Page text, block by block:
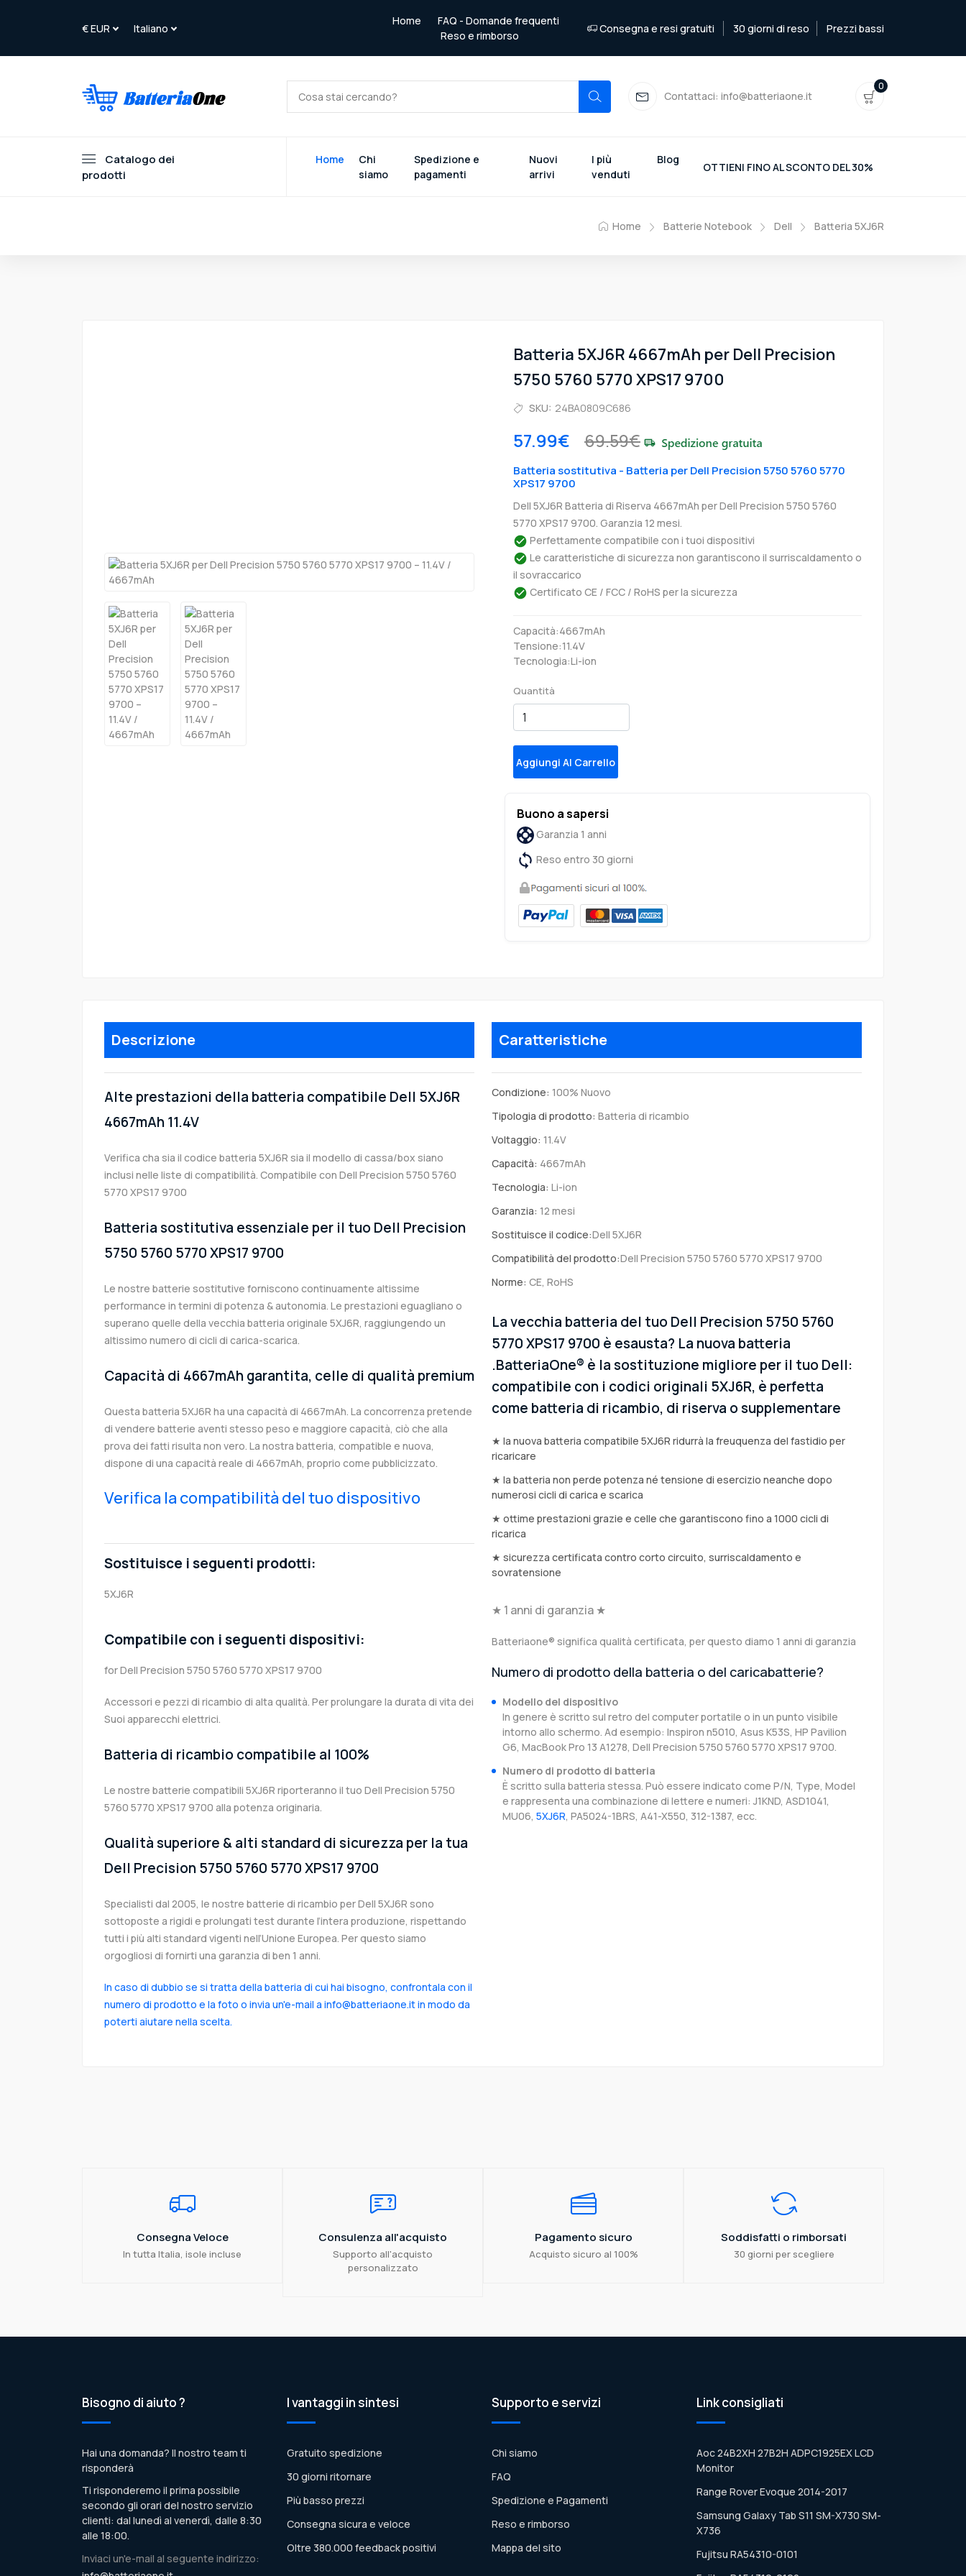
Home
FAQ - Domande frequenti
Reso e rimborso
Consegna e resi gratuiti 30 giorni di reso Prezzi bassi
Contattaci: info@batteriaone.it
0
Catalogo dei
prodotti
Home
Chi
siamo
Spedizione e
pagamenti
Nuovi
arrivi
I più
venduti
Blog
OTTIENI FINO AL SCONTO DEL 30%
Home Batterie Notebook Dell Batteria 5XJ6R
Batteria 5XJ6R 4667mAh per Dell Precision
5750 5760 5770 XPS17 9700
SKU: 24BA0809C686
57.99€ 69.59€
Batteria sostitutiva - Batteria per Dell Precision 5750 5760 5770
XPS17 9700
Dell 5XJ6R Batteria di Riserva 4667mAh per Dell Precision 5750 5760
5770 XPS17 9700. Garanzia 12 mesi.
Perfettamente compatibile con i tuoi dispositivi
Le caratteristiche di sicurezza non garantiscono il surriscaldamento o
il sovraccarico
Certificato CE / FCC / RoHS per la sicurezza
Capacità:4667mAh
Tensione:11.4V
Tecnologia:Li-ion
Quantità
Aggiungi Al Carrello
Buono a sapersi
Garanzia 1 anni
Reso entro 30 giorni
Descrizione
Alte prestazioni della batteria compatibile Dell 5XJ6R
4667mAh 11.4V
Verifica cha sia il codice batteria 5XJ6R sia il modello di cassa/box siano
inclusi nelle liste di compatibilità. Compatibile con Dell Precision 5750 5760
5770 XPS17 9700
Batteria sostitutiva essenziale per il tuo Dell Precision
5750 5760 5770 XPS17 9700
Le nostre batterie sostitutive forniscono continuamente altissime
performance in termini di potenza & autonomia. Le prestazioni eguagliano o
superano quelle della vecchia batteria originale 5XJ6R, raggiungendo un
altissimo numero di cicli di carica-scarica.
Capacità di 4667mAh garantita, celle di qualità premium
Questa batteria 5XJ6R ha una capacità di 4667mAh. La concorrenza pretende
di vendere batterie aventi stesso peso e maggiore capacità, ciò che alla
prova dei fatti risulta non vero. La nostra batteria, compatible e nuova,
dispone di una capacità reale di 4667mAh, proprio come pubblicizzato.
Verifica la compatibilità del tuo dispositivo
Sostituisce i seguenti prodotti:
5XJ6R
Compatibile con i seguenti dispositivi:
for Dell Precision 5750 5760 5770 XPS17 9700
Accessori e pezzi di ricambio di alta qualità. Per prolungare la durata di vita dei
Suoi apparecchi elettrici.
Batteria di ricambio compatibile al 100%
Le nostre batterie compatibili 5XJ6R riporteranno il tuo Dell Precision 5750
5760 5770 XPS17 9700 alla potenza originaria.
Qualità superiore & alti standard di sicurezza per la tua
Dell Precision 5750 5760 5770 XPS17 9700
Specialisti dal 2005, le nostre batterie di ricambio per Dell 5XJ6R sono
sottoposte a rigidi e prolungati test durante l’intera produzione, rispettando
tutti i più alti standard vigenti nell’Unione Europea. Per questo siamo
orgogliosi di fornirti una garanzia di ben 1 anni.
In caso di dubbio se si tratta della batteria di cui hai bisogno, confrontala con il
numero di prodotto e la foto o invia un'e-mail a info@batteriaone.it in modo da
poterti aiutare nella scelta.
Caratteristiche
Condizione: 100% Nuovo
Tipologia di prodotto: Batteria di ricambio
Voltaggio: 11.4V
Capacità: 4667mAh
Tecnologia: Li-ion
Garanzia: 12 mesi
Sostituisce il codice:Dell 5XJ6R
Compatibilità del prodotto:Dell Precision 5750 5760 5770 XPS17 9700
Norme: CE, RoHS
La vecchia batteria del tuo Dell Precision 5750 5760
5770 XPS17 9700 è esausta? La nuova batteria
.BatteriaOne® è la sostituzione migliore per il tuo Dell:
compatibile con i codici originali 5XJ6R, è perfetta
come batteria di ricambio, di riserva o supplementare
★ la nuova batteria compatibile 5XJ6R ridurrà la freuquenza del fastidio per
ricaricare
★ la batteria non perde potenza né tensione di esercizio neanche dopo
numerosi cicli di carica e scarica
★ ottime prestazioni grazie e celle che garantiscono fino a 1000 cicli di
ricarica
★ sicurezza certificata contro corto circuito, surriscaldamento e
sovratensione
★ 1 anni di garanzia ★
Batteriaone® significa qualità certificata, per questo diamo 1 anni di garanzia
Numero di prodotto della batteria o del caricabatterie?
Modello del dispositivo
In genere è scritto sul retro del computer portatile o in un punto visibile
intorno allo schermo. Ad esempio: Inspiron n5010, Asus K53S, HP Pavilion
G6, MacBook Pro 13 A1278, Dell Precision 5750 5760 5770 XPS17 9700.
Numero di prodotto di batteria
È scritto sulla batteria stessa. Può essere indicato come P/N, Type, Model
e rappresenta una combinazione di lettere e numeri: J1KND, ASD1041,
MU06, 5XJ6R, PA5024-1BRS, A41-X550, 312-1387, ecc.
Consegna Veloce
In tutta Italia, isole incluse
Consulenza all'acquisto
Supporto all'acquisto
personalizzato
Pagamento sicuro
Acquisto sicuro al 100%
Soddisfatti o rimborsati
30 giorni per scegliere
Bisogno di aiuto ?
Hai una domanda? Il nostro team ti
risponderà
Ti risponderemo il prima possibile
secondo gli orari del nostro servizio
clienti: dal lunedì al venerdì, dalle 8:30
alle 18:00.
Inviaci un'e-mail al seguente indirizzo:
I vantaggi in sintesi
Gratuito spedizione
30 giorni ritornare
Più basso prezzi
Consegna sicura e veloce
Oltre 380.000 feedback positivi
Supporto e servizi
Chi siamo
FAQ
Spedizione e Pagamenti
Reso e rimborso
Mappa del sito
Link consigliati
Aoc 24B2XH 27B2H ADPC1925EX LCD
Monitor
Range Rover Evoque 2014-2017
Samsung Galaxy Tab S11 SM-X730 SM-
X736
Fujitsu RA54310-0101